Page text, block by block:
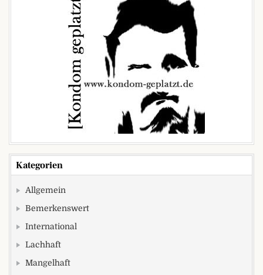
Kategorien
Allgemein
Bemerkenswert
International
Lachhaft
Mangelhaft